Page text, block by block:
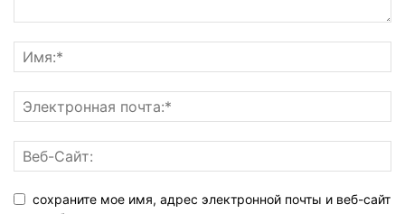
сохраните мое имя, адрес электронной почты и веб-сайт